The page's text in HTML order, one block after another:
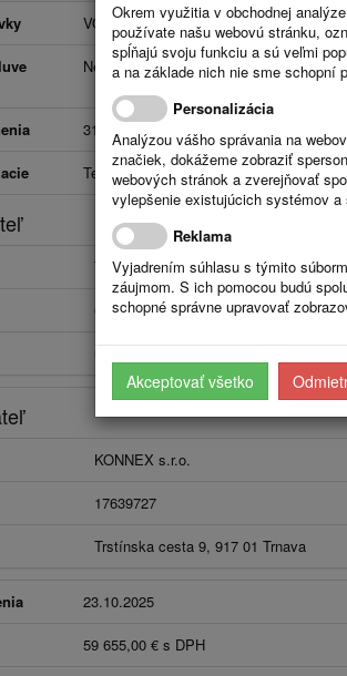
VOB25231
Neviaže
31.10.2025
Technické služby mesta Galanta
Technické služby mesta Galanta
00045721
ul. Kpt. Nálepku, 924 01 Galanta
KONNEX s.r.o.
17639727
Trstínska cesta 9, 917 01 Trnava
23.10.2025
59 655,00 € s DPH
Okrem využitia v obchodnej
používate našu webovú stránku,
spĺňajú svoju funkciu a sú veľmi
a na základe nich nie sme schopní
Personalizácia
Analýzou vášho správania na
značiek, dokážeme zobraziť
webových stránok a zverejňovať
vylepšenie existujúcich systémov
Reklama
Vyjadrením súhlasu s týmito
záujmom. S ich pomocou budú
schopné správne upravovať
Akceptovať všetko